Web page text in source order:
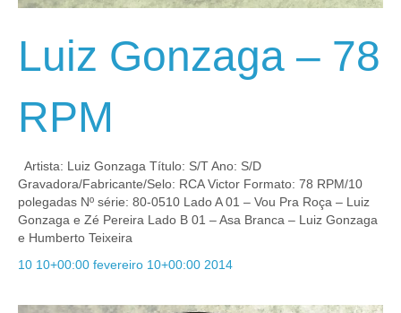
Luiz Gonzaga – 78
RPM
Artista: Luiz Gonzaga Título: S/T Ano: S/D
Gravadora/Fabricante/Selo: RCA Victor Formato: 78 RPM/10
polegadas Nº série: 80-0510 Lado A 01 – Vou Pra Roça – Luiz
Gonzaga e Zé Pereira Lado B 01 – Asa Branca – Luiz Gonzaga
e Humberto Teixeira
10 10+00:00 fevereiro 10+00:00 2014